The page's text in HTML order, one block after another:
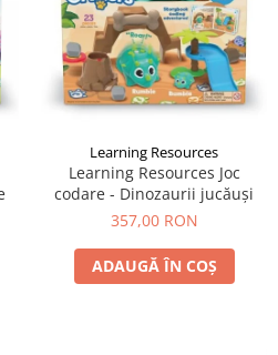
Learning Resources
Learning Resources Joc
codare - Dinozaurii jucăuși
357,00 RON
ADAUGĂ ÎN COȘ